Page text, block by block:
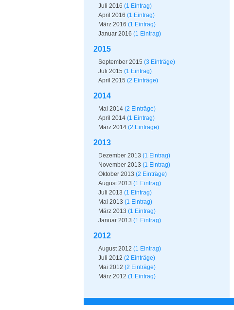
Juli 2016 (1 Eintrag)
April 2016 (1 Eintrag)
März 2016 (1 Eintrag)
Januar 2016 (1 Eintrag)
2015
September 2015 (3 Einträge)
Juli 2015 (1 Eintrag)
April 2015 (2 Einträge)
2014
Mai 2014 (2 Einträge)
April 2014 (1 Eintrag)
März 2014 (2 Einträge)
2013
Dezember 2013 (1 Eintrag)
November 2013 (1 Eintrag)
Oktober 2013 (2 Einträge)
August 2013 (1 Eintrag)
Juli 2013 (1 Eintrag)
Mai 2013 (1 Eintrag)
März 2013 (1 Eintrag)
Januar 2013 (1 Eintrag)
2012
August 2012 (1 Eintrag)
Juli 2012 (2 Einträge)
Mai 2012 (2 Einträge)
März 2012 (1 Eintrag)